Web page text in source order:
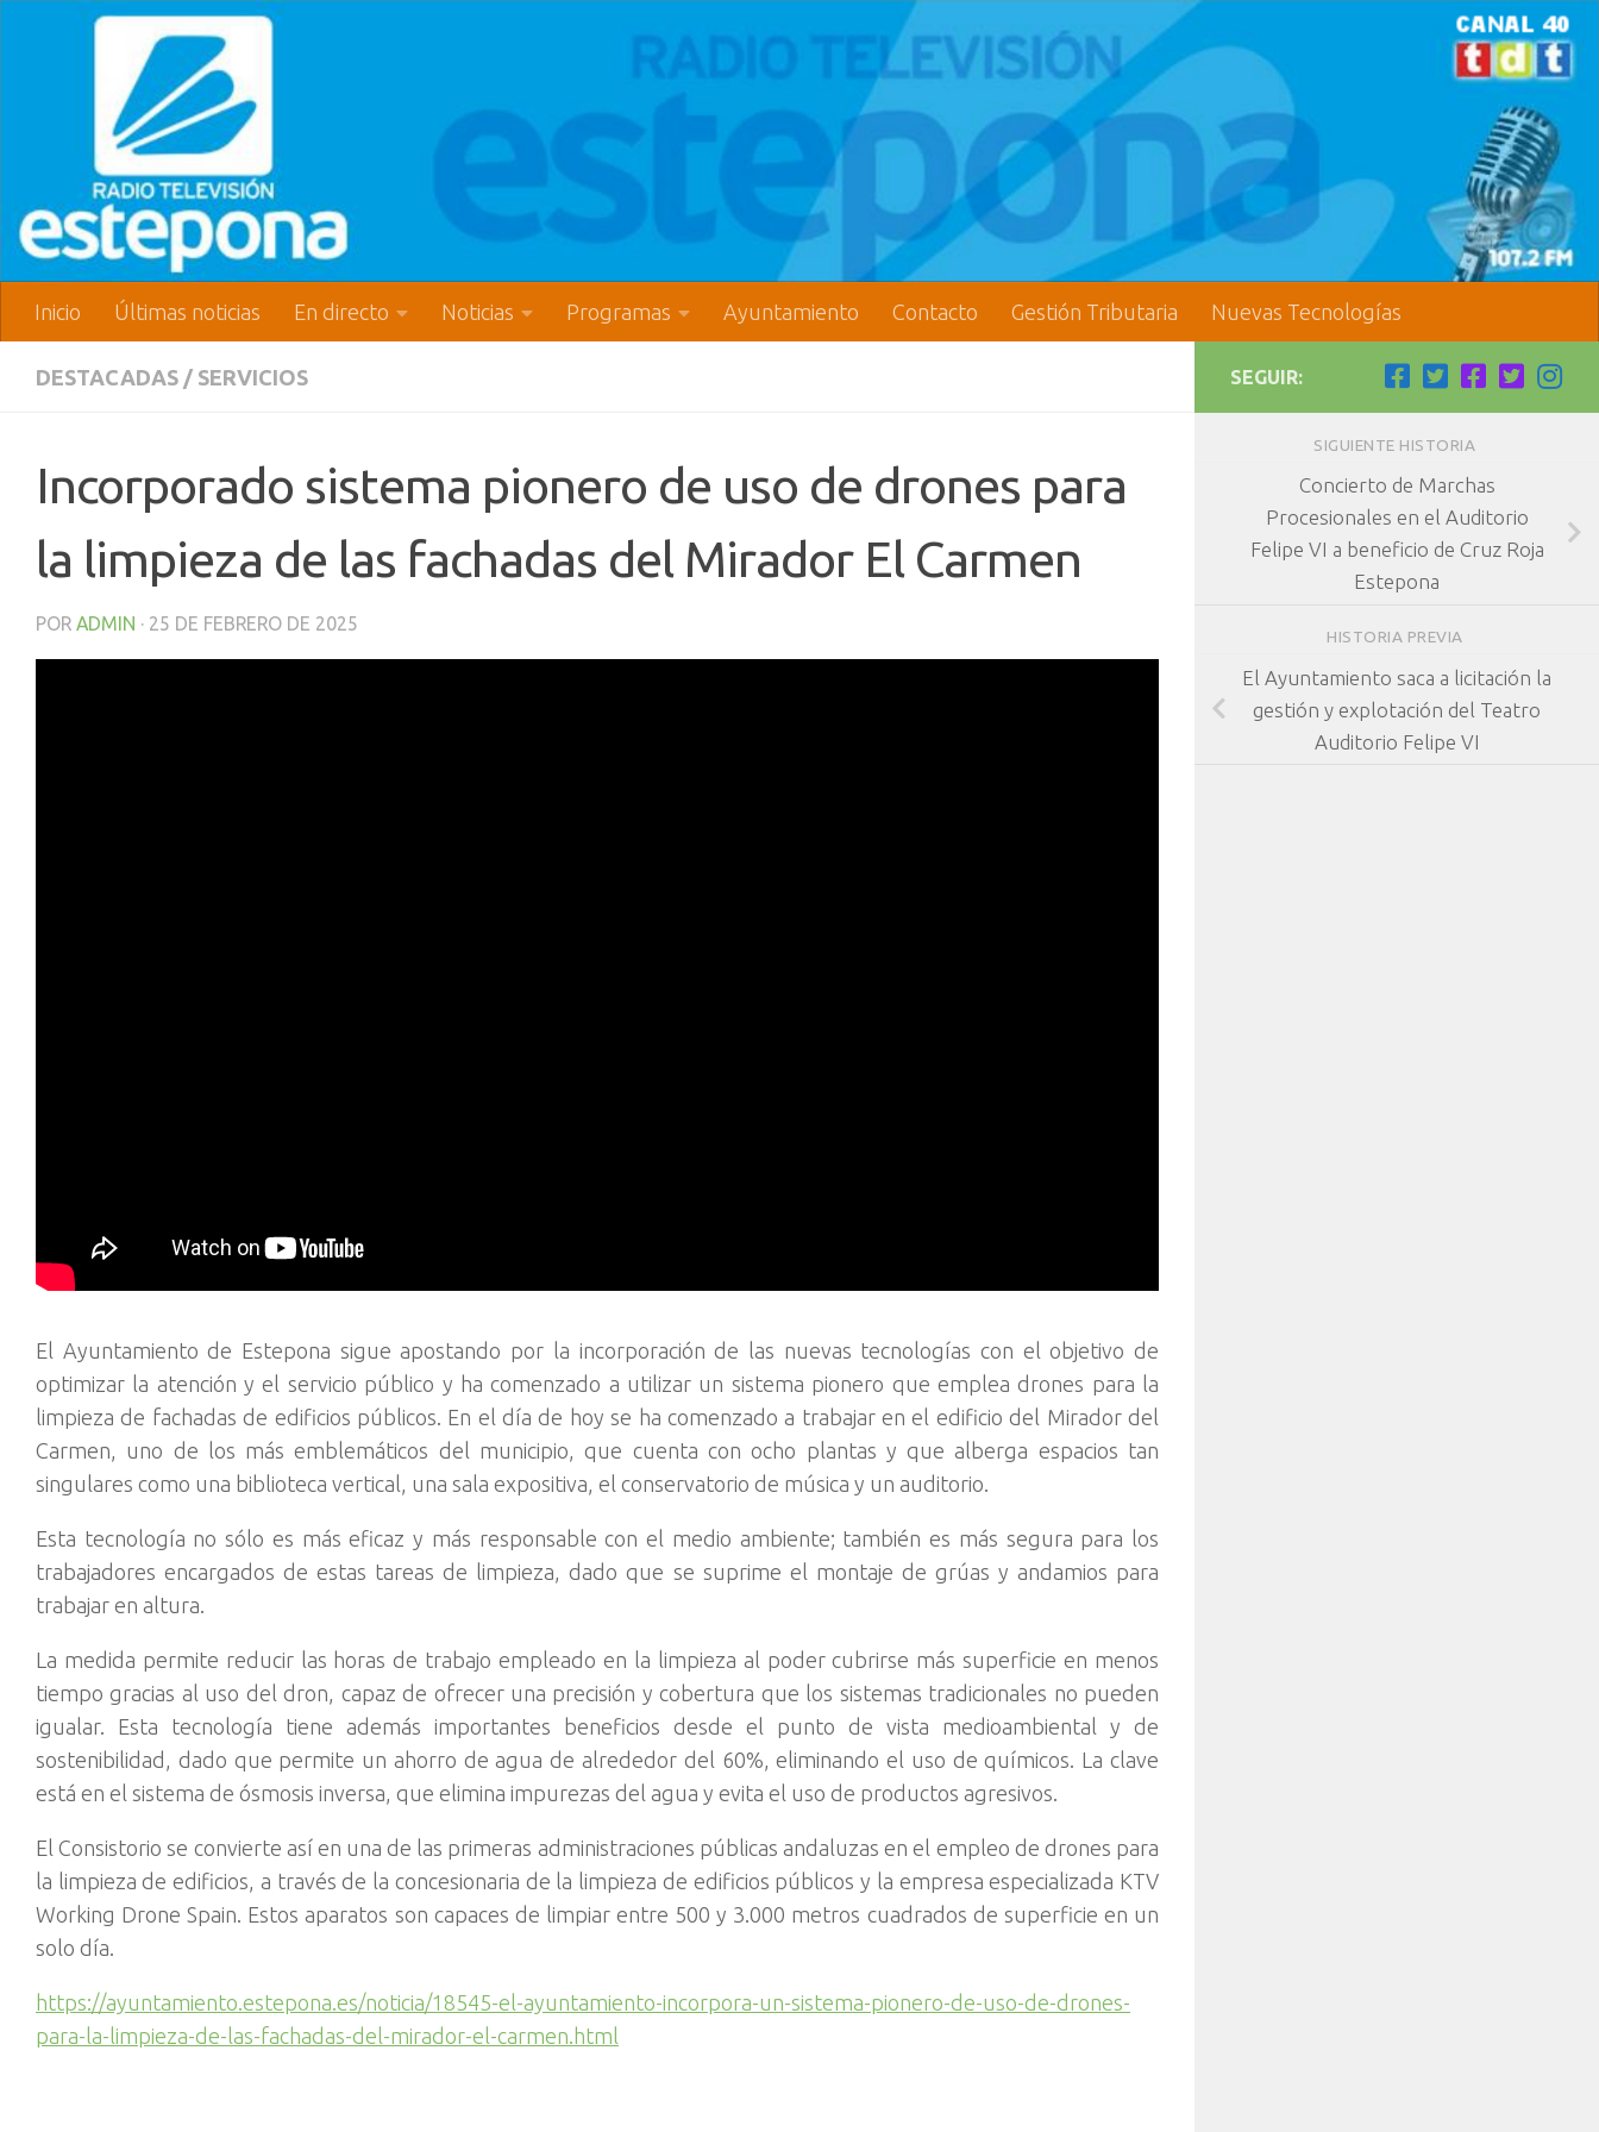
Inicio Últimas noticias En directo Noticias Programas Ayuntamiento Contacto Gestión Tributaria Nuevas Tecnologías
DESTACADAS / SERVICIOS
Incorporado sistema pionero de uso de drones para
la limpieza de las fachadas del Mirador El Carmen
POR ADMIN · 25 DE FEBRERO DE 2025
El Ayuntamiento de Estepona sigue apostando por la incorporación de las nuevas tecnologías con el objetivo de
optimizar la atención y el servicio público y ha comenzado a utilizar un sistema pionero que emplea drones para la
limpieza de fachadas de edificios públicos. En el día de hoy se ha comenzado a trabajar en el edificio del Mirador del
Carmen, uno de los más emblemáticos del municipio, que cuenta con ocho plantas y que alberga espacios tan
singulares como una biblioteca vertical, una sala expositiva, el conservatorio de música y un auditorio.
Esta tecnología no sólo es más eficaz y más responsable con el medio ambiente; también es más segura para los
trabajadores encargados de estas tareas de limpieza, dado que se suprime el montaje de grúas y andamios para
trabajar en altura.
La medida permite reducir las horas de trabajo empleado en la limpieza al poder cubrirse más superficie en menos
tiempo gracias al uso del dron, capaz de ofrecer una precisión y cobertura que los sistemas tradicionales no pueden
igualar. Esta tecnología tiene además importantes beneficios desde el punto de vista medioambiental y de
sostenibilidad, dado que permite un ahorro de agua de alrededor del 60%, eliminando el uso de químicos. La clave
está en el sistema de ósmosis inversa, que elimina impurezas del agua y evita el uso de productos agresivos.
El Consistorio se convierte así en una de las primeras administraciones públicas andaluzas en el empleo de drones para
la limpieza de edificios, a través de la concesionaria de la limpieza de edificios públicos y la empresa especializada KTV
Working Drone Spain. Estos aparatos son capaces de limpiar entre 500 y 3.000 metros cuadrados de superficie en un
solo día.
https://ayuntamiento.estepona.es/noticia/18545-el-ayuntamiento-incorpora-un-sistema-pionero-de-uso-de-drones-
para-la-limpieza-de-las-fachadas-del-mirador-el-carmen.html
SEGUIR:
SIGUIENTE HISTORIA
Concierto de Marchas
Procesionales en el Auditorio
Felipe VI a beneficio de Cruz Roja
Estepona
HISTORIA PREVIA
El Ayuntamiento saca a licitación la
gestión y explotación del Teatro
Auditorio Felipe VI